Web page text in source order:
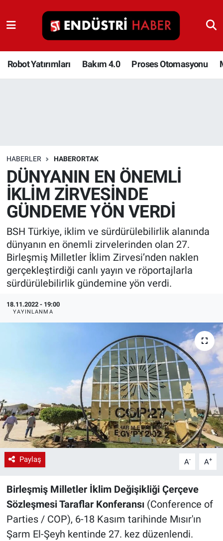
Robot Yatırımları Bakım 4.0 Proses Otomasyonu
HABERLER HABERORTAK
DÜNYANIN EN ÖNEMLİ
İKLİM ZİRVESİNDE
GÜNDEME YÖN VERDİ
BSH Türkiye, iklim ve sürdürülebilirlik alanında
dünyanın en önemli zirvelerinden olan 27.
Birleşmiş Milletler İklim Zirvesi’nden naklen
gerçekleştirdiği canlı yayın ve röportajlarla
sürdürülebilirlik gündemine yön verdi.
18.11.2022 - 19:00
YAYINLANMA
Paylaş A- A+
Birleşmiş Milletler İklim Değişikliği Çerçeve
Sözleşmesi Taraflar Konferansı(Conference of
Parties / COP), 6-18 Kasım tarihinde Mısır'ın
Şarm El-Şeyh kentinde 27. kez düzenlendi.
Robot Yatırımları
Bakım 4.0
İnşaat ve Malzeme
HaberOrtak
EndüstriST
Enerjisini Üreten Fabrikalar
Endüstri 4.0 Uygulamaları